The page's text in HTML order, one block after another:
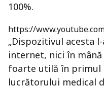
100%.
https://
„Dispozitivul acesta
internet, nici în
foarte utilă în primul
lucrătorului medical